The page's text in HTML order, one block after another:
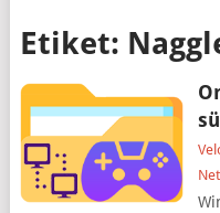
Etiket: